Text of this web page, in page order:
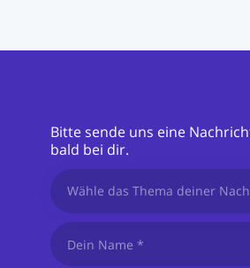
Bitte sende uns eine
bald bei dir.
Wähle das Thema deiner